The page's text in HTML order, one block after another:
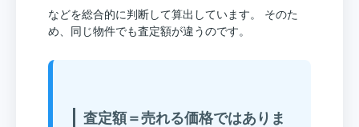
などを総合的に判断して算出しています。 そのた
め、同じ物件でも査定額が違うのです。
査定額＝売れる価格ではありま